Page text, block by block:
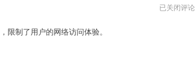
梯
已关闭评论
制了用户的网络访问体验。